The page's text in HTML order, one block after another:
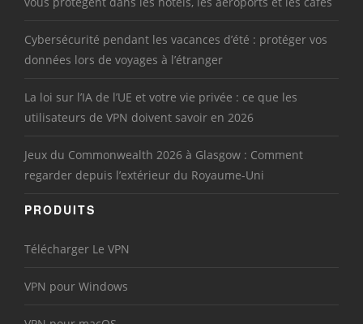
Cybersécurité pendant les vacances d’été : protéger vos
données lors de voyages à l’étranger
La loi sur l’IA de l’UE et votre vie privée : ce que les
utilisateurs de VPN doivent savoir en 2026
Jeux du Commonwealth 2026 à Glasgow : Comment
regarder depuis l’extérieur du Royaume-Uni
PRODUITS
Télécharger Le VPN
VPN pour Windows